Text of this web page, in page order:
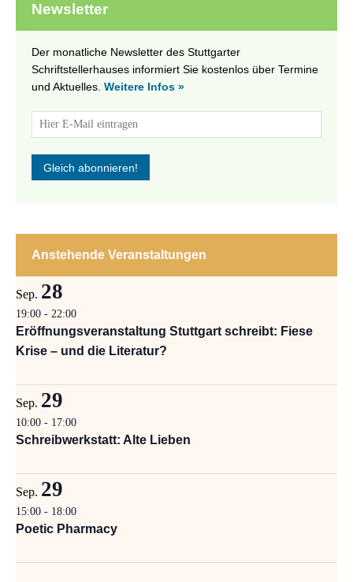
Newsletter
Der monatliche Newsletter des Stuttgarter
Schriftstellerhauses informiert Sie kostenlos über Termine
und Aktuelles. Weitere Infos »
Anstehende Veranstaltungen
Sep. 28
19:00 - 22:00
Eröffnungsveranstaltung Stuttgart schreibt: Fiese
Krise – und die Literatur?
Sep. 29
10:00 - 17:00
Schreibwerkstatt: Alte Lieben
Sep. 29
15:00 - 18:00
Poetic Pharmacy